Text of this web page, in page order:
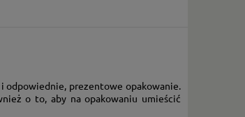
odpowiednie, prezentowe opakowanie.
o to, aby na opakowaniu umieścić